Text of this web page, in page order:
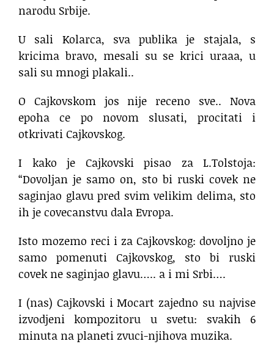
narodu Srbije.
U sali Kolarca, sva publika je stajala, s
kricima bravo, mesali su se krici uraaa, u
sali su mnogi plakali..
O Cajkovskom jos nije receno sve.. Nova
epoha ce po novom slusati, procitati i
otkrivati Cajkovskog.
I kako je Cajkovski pisao za L.Tolstoja:
“Dovoljan je samo on, sto bi ruski covek ne
saginjao glavu pred svim velikim delima, sto
ih je covecanstvu dala Evropa.
Isto mozemo reci i za Cajkovskog: dovoljno je
samo pomenuti Cajkovskog, sto bi ruski
covek ne saginjao glavu….. a i mi Srbi….
I (nas) Cajkovski i Mocart zajedno su najvise
izvodjeni kompozitoru u svetu: svakih 6
minuta na planeti zvuci-njihova muzika.